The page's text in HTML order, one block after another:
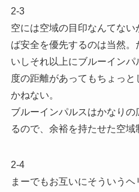
2-3
空には空域の目印なんてな
ば安全を優先するのは当然
いしそれ以上にブルーイン
度の距離があってもちょっ
かねない。
ブルーインパルスはかなり
るので、余裕を持たせた空域
2-4
まーでもお互いにそういう